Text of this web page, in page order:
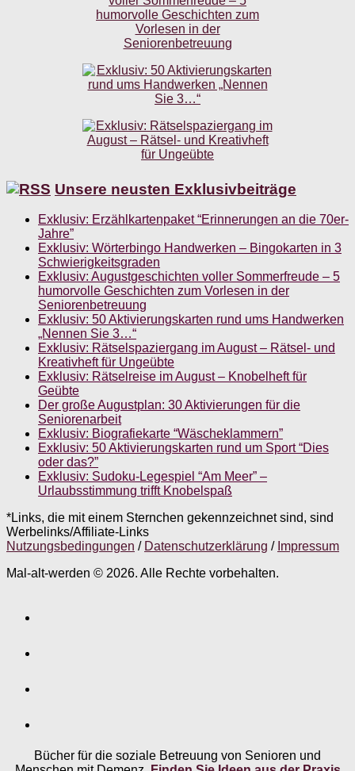
Unsere neusten Exklusivbeiträge
Exklusiv: Erzählkartenpaket “Erinnerungen an die 70er-
Jahre”
Exklusiv: Wörterbingo Handwerken – Bingokarten in 3
Schwierigkeitsgraden
Exklusiv: Augustgeschichten voller Sommerfreude – 5
humorvolle Geschichten zum Vorlesen in der
Seniorenbetreuung
Exklusiv: 50 Aktivierungskarten rund ums Handwerken
„Nennen Sie 3…“
Exklusiv: Rätselspaziergang im August – Rätsel- und
Kreativheft für Ungeübte
Exklusiv: Rätselreise im August – Knobelheft für
Geübte
Der große Augustplan: 30 Aktivierungen für die
Seniorenarbeit
Exklusiv: Biografiekarte “Wäscheklammern”
Exklusiv: 50 Aktivierungskarten rund um Sport “Dies
oder das?”
Exklusiv: Sudoku-Legespiel “Am Meer” –
Urlaubsstimmung trifft Knobelspaß
*Links, die mit einem Sternchen gekennzeichnet sind, sind
Werbelinks/Affiliate-Links
Nutzungsbedingungen / Datenschutzerklärung / Impressum
Mal-alt-werden © 2026. Alle Rechte vorbehalten.
Bücher für die soziale Betreuung von Senioren und